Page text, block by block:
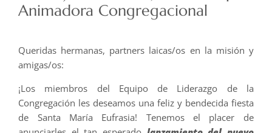
Animadora Congregacional
Queridas hermanas, partners laicas/os en la misión y
amigas/os:
¡Los miembros del Equipo de Liderazgo de la
Congregación les deseamos una feliz y bendecida fiesta
de Santa María Eufrasia! Tenemos el placer de